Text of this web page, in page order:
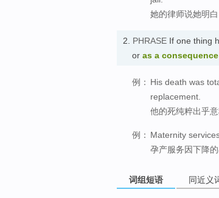
她的律师说她明
2. PHRASE If one thing
or as a consequence
例： His death was
replacement.
他的死纯粹出乎
例： Maternity
孕产服务因下降
词组短语 同近义